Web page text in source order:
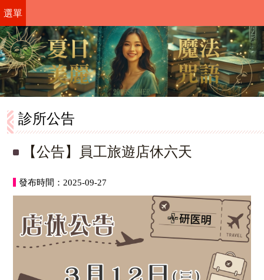
選單
診所公告
【公告】員工旅遊店休六天
發布時間：2025-09-27